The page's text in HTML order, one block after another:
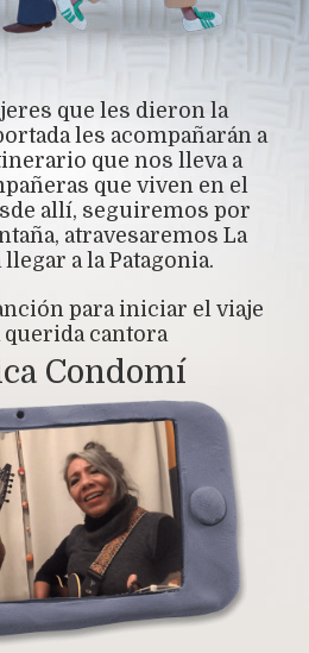
que les dieron la
les acompañarán a
que nos lleva a
que viven en el
allí, seguiremos por
atravesaremos La
llegar a la Patagonia.
para iniciar el viaje
cantora
Condomí